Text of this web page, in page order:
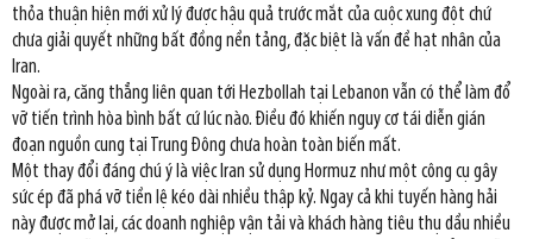
thỏa thuận hiện mới xử lý được hậu quả trước mắt của cuộc xung đột chứ
chưa giải quyết những bất đồng nền tảng, đặc biệt là vấn đề hạt nhân của
Iran.
Ngoài ra, căng thẳng liên quan tới Hezbollah tại Lebanon vẫn có thể làm đổ
vỡ tiến trình hòa bình bất cứ lúc nào. Điều đó khiến nguy cơ tái diễn gián
đoạn nguồn cung tại Trung Đông chưa hoàn toàn biến mất.
Một thay đổi đáng chú ý là việc Iran sử dụng Hormuz như một công cụ gây
sức ép đã phá vỡ tiền lệ kéo dài nhiều thập kỷ. Ngay cả khi tuyến hàng hải
này được mở lại, các doanh nghiệp vận tải và khách hàng tiêu thụ dầu nhiều